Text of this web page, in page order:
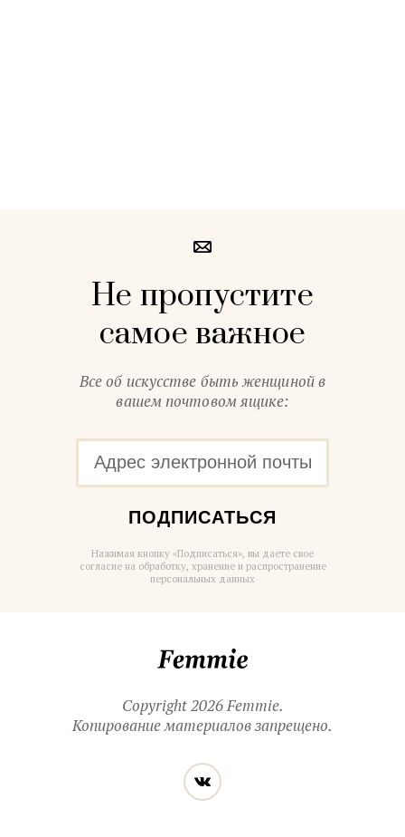
Не пропустите
самое важное
Все об искусстве быть женщиной в
вашем почтовом ящике:
ПОДПИСАТЬСЯ
Нажимая кнопку «Подписаться», вы даете свое
согласие на обработку, хранение и распространение
персональных данных
Copyright 2026 Femmie.
Копирование материалов запрещено.
Читайте
нас
в социальных